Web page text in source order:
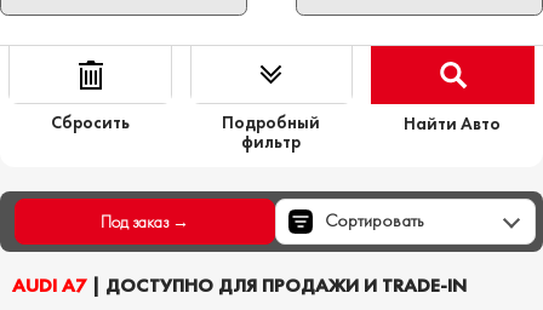
Сбросить
Подробный
фильтр
Найти Авто
AUDI A7| ДОСТУПНО ДЛЯ ПРОДАЖИ И TRADE-IN
Под заказ → Сортировать